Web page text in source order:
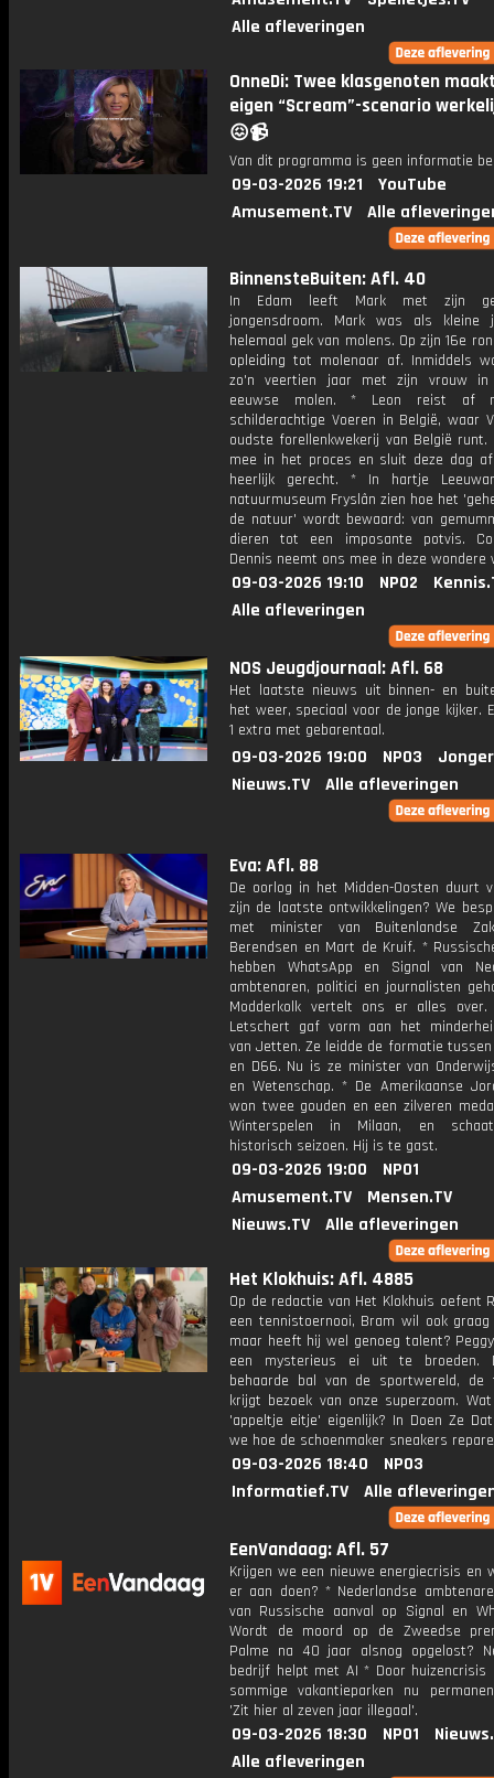
Alle afleveringen
OnneDi: Twee klasgenoten
eigen “Scream”-scenario
😖📹
Van dit programma is geen informatie
09-03-2026 19:21
YouTube
Amusement.TV
Alle
BinnensteBuiten: Afl. 40
In Edam leeft Mark met zijn
jongensdroom. Mark was als kleine
helemaal gek van molens. Op zijn 16e
opleiding tot molenaar af. Inmiddels
zo'n veertien jaar met zijn vrouw in
eeuwse molen. * Leon reist af
schilderachtige Voeren in België, waar
oudste forellenkwekerij van België runt.
mee in het proces en sluit deze dag
heerlijk gerecht. * In hartje
natuurmuseum Fryslân zien hoe het
de natuur' wordt bewaard: van
dieren tot een imposante potvis.
Dennis neemt ons mee in deze wondere
09-03-2026 19:10 NPO2
Alle afleveringen
NOS Jeugdjournaal: Afl. 68
Het laatste nieuws uit binnen- en
het weer, speciaal voor de jonge kijker.
1 extra met gebarentaal.
09-03-2026 19:00 NPO3
Nieuws.TV
Alle afleveringen
Eva: Afl. 88
De oorlog in het Midden-Oosten duurt
zijn de laatste ontwikkelingen? We
met minister van Buitenlandse
Berendsen en Mart de Kruif. *
hebben WhatsApp en Signal van
ambtenaren, politici en journalisten
Modderkolk vertelt ons er alles over.
Letschert gaf vorm aan het
van Jetten. Ze leidde de formatie tussen
en D66. Nu is ze minister van
en Wetenschap. * De Amerikaanse
won twee gouden en een zilveren
Winterspelen in Milaan, en
historisch seizoen. Hij is te gast.
09-03-2026 19:00
NPO1
Amusement.TV
Mensen.TV
Nieuws.TV
Alle afleveringen
Het Klokhuis: Afl. 4885
Op de redactie van Het Klokhuis oefent
een tennistoernooi, Bram wil ook graag
maar heeft hij wel genoeg talent?
een mysterieus ei uit te broeden.
behaarde bal van de sportwereld, de
krijgt bezoek van onze superzoom.
'appeltje eitje' eigenlijk? In Doen Ze
we hoe de schoenmaker sneakers
09-03-2026 18:40
NPO3
Informatief.TV
Alle
EenVandaag: Afl. 57
Krijgen we een nieuwe energiecrisis en
er aan doen? * Nederlandse
van Russische aanval op Signal en
Wordt de moord op de Zweedse
Palme na 40 jaar alsnog opgelost?
bedrijf helpt met AI * Door huizencrisis
sommige vakantieparken nu
'Zit hier al zeven jaar illegaal'.
09-03-2026 18:30 NPO1
Alle afleveringen